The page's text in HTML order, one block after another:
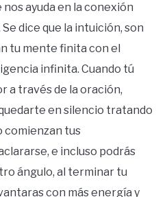
nos ayuda en la conexión
dice que la intuición, son
tu mente finita con el
infinita. Cuando tú
a través de la oración,
en silencio tratando
comienzan tus
e incluso podrás
ángulo, al terminar tu
con más energía y